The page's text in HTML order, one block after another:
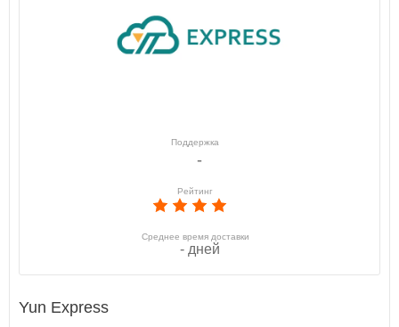
Поддержка
-
Рейтинг
Среднее время доставки
- дней
Yun Express